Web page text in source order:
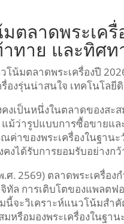
ตลาดพระเครื่
ทาย และทิศ
โน้มตลาดพระเครื่องปี
รื่องรุ่นน่าสนใจ เทคโนโล
คงเป็นหนึ่งในตลาดของสะ
แม้ว่ารูปแบบการซื้อขายแ
ค่าของพระเครื่องในฐาน
งได้รับการยอมรับอย่างกว้
.ศ. 2569) ตลาดพระเครื่อ
ทัล การเติบโตของแพลต
นี้จะวิเคราะห์แนวโน้มสำ
มหรือมองพระเครื่องในฐา